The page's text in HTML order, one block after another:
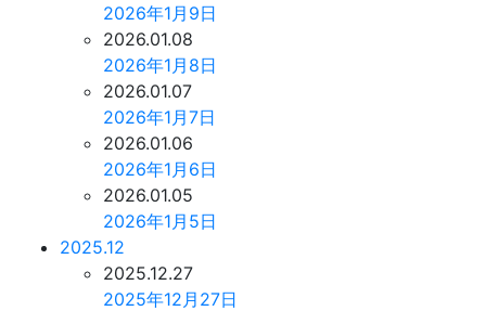
2026年1月9日
2026.01.08
2026年1月8日
2026.01.07
2026年1月7日
2026.01.06
2026年1月6日
2026.01.05
2026年1月5日
2025.12
2025.12.27
2025年12月27日